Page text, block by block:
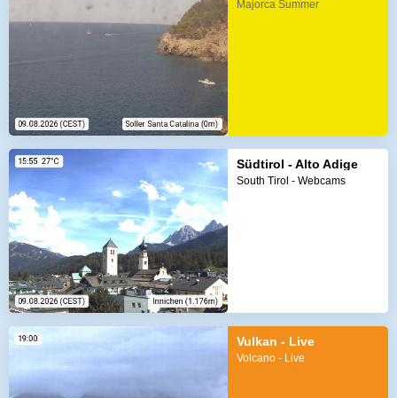
Majorca Summer
Südtirol - Alto Adige
South Tirol - Webcams
Vulkan - Live
Volcano - Live